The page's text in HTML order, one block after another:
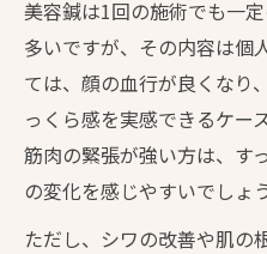
美容鍼は1回の施術でも一
多いですが、その内容は個
ては、顔の血行が良くなり
っくら感を実感できるケー
筋肉の緊張が強い方は、す
の変化を感じやすいでしょう
ただし、シワの改善や肌の